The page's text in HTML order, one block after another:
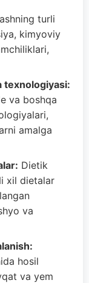
turli
kimyoviy
texnologiyasi:
va boshqa
amalga
Diеtik
xil diеtalar
va
hosil
va yem